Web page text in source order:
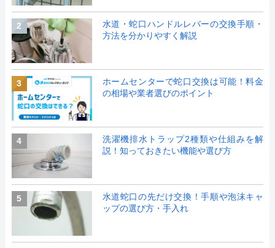
2
水道・蛇口ハンドルレバーの交換手順・
方法を分かりやすく解説
3
ホームセンターで蛇口交換は可能！料金
の相場や業者選びのポイント
4
洗濯機排水トラップ2種類や仕組みを解
説！知っておきたい機能や選び方
5
水道蛇口の先だけ交換！手順や泡沫キャ
ップの選び方・手入れ